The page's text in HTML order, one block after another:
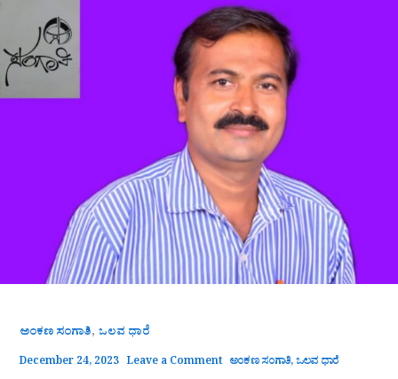
ಅಂಕಣ ಸಂಗಾತಿ, ಒಲವ ಧಾರೆ
December 24, 2023 Leave a Comment ಅಂಕಣ ಸಂಗಾತಿ,ಒಲವ ಧಾರೆ